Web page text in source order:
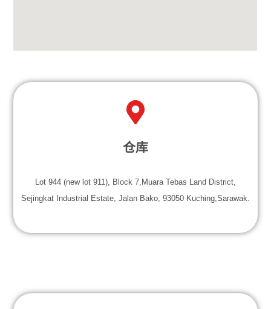
仓库
Lot 944 (new lot 911), Block 7,Muara Tebas Land District,
Sejingkat Industrial Estate, Jalan Bako, 93050 Kuching,Sarawak.